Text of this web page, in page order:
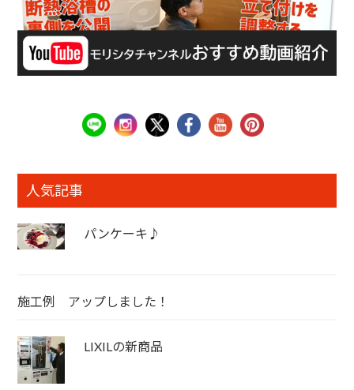
人気記事
パンケーキ♪
施工例 アップしました！
LIXILの新商品